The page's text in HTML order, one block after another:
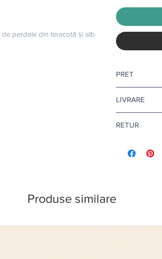
perdele din teracotă și alb
PRET
dorit.
LIVRARE
Pentru
Citeste mai
RETUR
Afla mai multe
Produse similare